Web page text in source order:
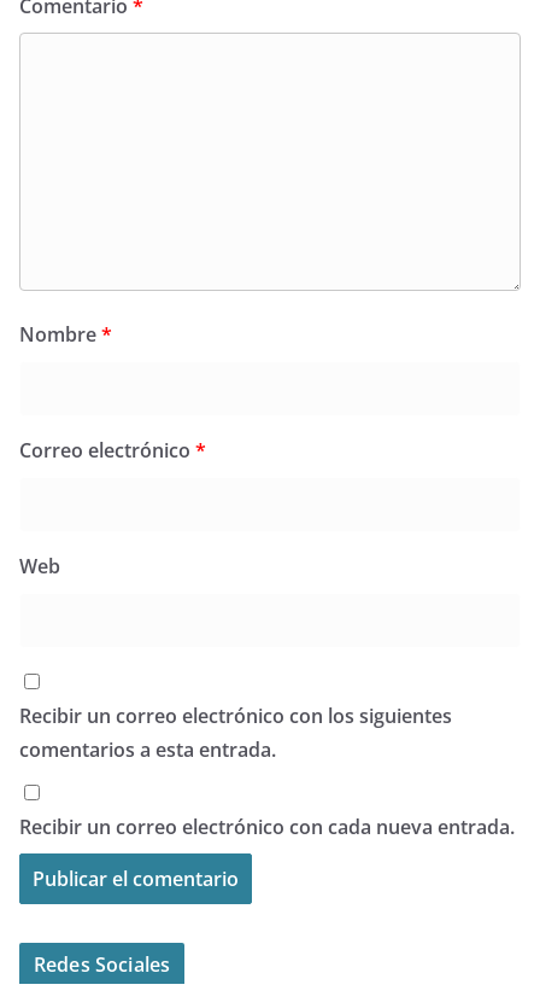
Comentario *
Nombre*
Correo electrónico *
Web
Recibir un correo electrónico con los siguientes
comentarios a esta entrada.
Recibir un correo electrónico con cada nueva entrada.
Redes Sociales